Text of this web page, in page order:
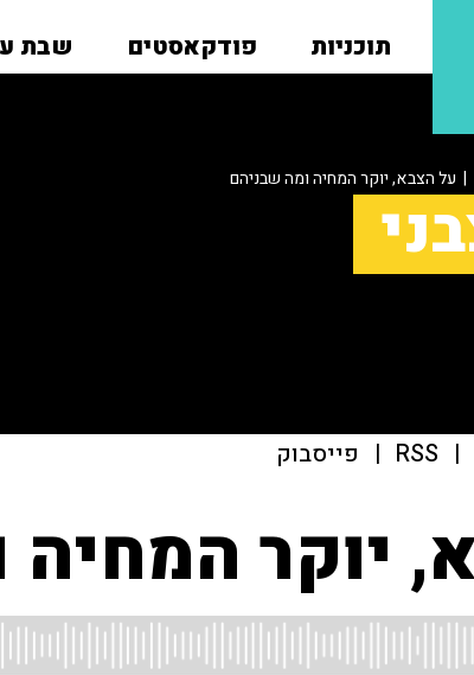
תוכניות פודקאסטים שבת
| על הצבא, יוקר המחיה ומה שבניהם
|
RSS
| פייסבוק
יוקר